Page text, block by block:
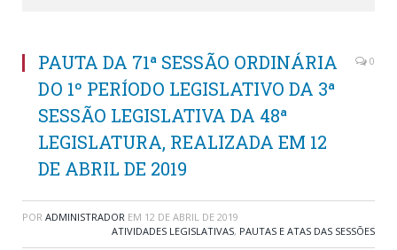
PAUTA DA 71ª SESSÃO ORDINÁRIA
DO 1º PERÍODO LEGISLATIVO DA 3ª
SESSÃO LEGISLATIVA DA 48ª
LEGISLATURA, REALIZADA EM 12
DE ABRIL DE 2019
0
POR ADMINISTRADOR EM 12 DE ABRIL DE 2019
ATIVIDADES LEGISLATIVAS, PAUTAS E ATAS DAS SESSÕES